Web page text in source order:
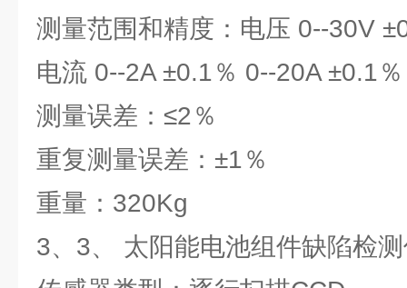
测量范围和精度：电压 0--30V
电流 0--2A ±0.1％ 0--20A ±0.1％
测量误差：≤2％
重复测量误差：±1％
重量：320Kg
3、3、 太阳能电池组件缺陷检